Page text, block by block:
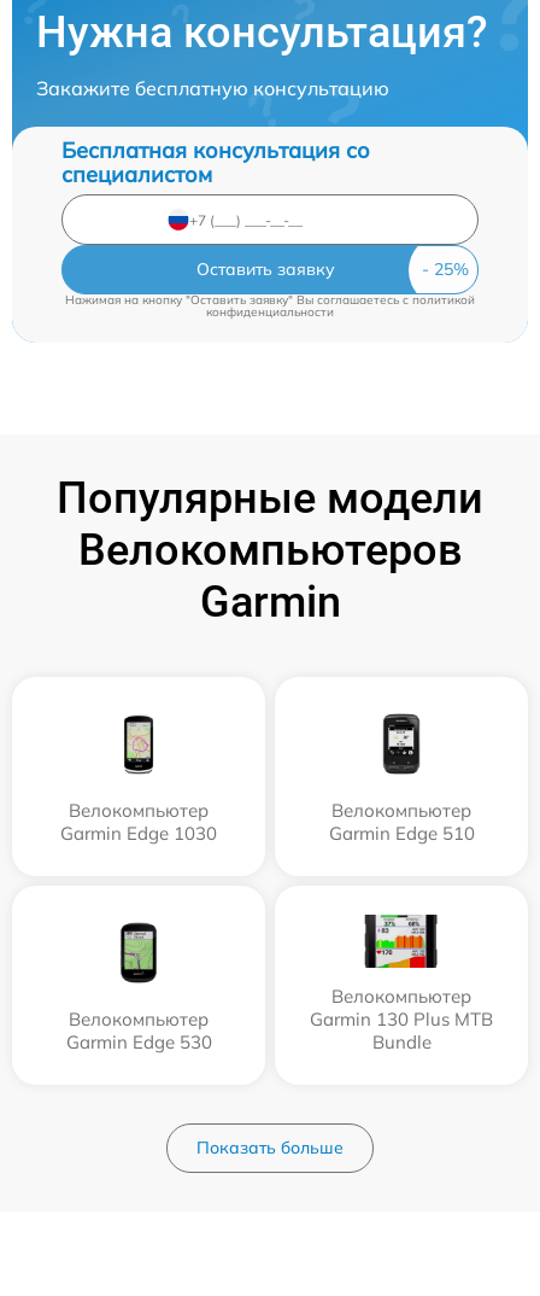
Нужна консультация?
Закажите бесплатную консультацию
Бесплатная консультация со
специалистом
Оставить заявку
Нажимая на кнопку "Оставить заявку" Вы соглашаетесь cполитикой
конфиденциальности
Популярные модели
Велокомпьютеров
Garmin
Велокомпьютер
Garmin Edge 1030
Велокомпьютер
Garmin Edge 510
Велокомпьютер
Garmin Edge 530
Велокомпьютер
Garmin 130 Plus MTB
Bundle
Показать больше